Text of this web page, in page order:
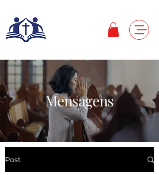
Mensagens
Post